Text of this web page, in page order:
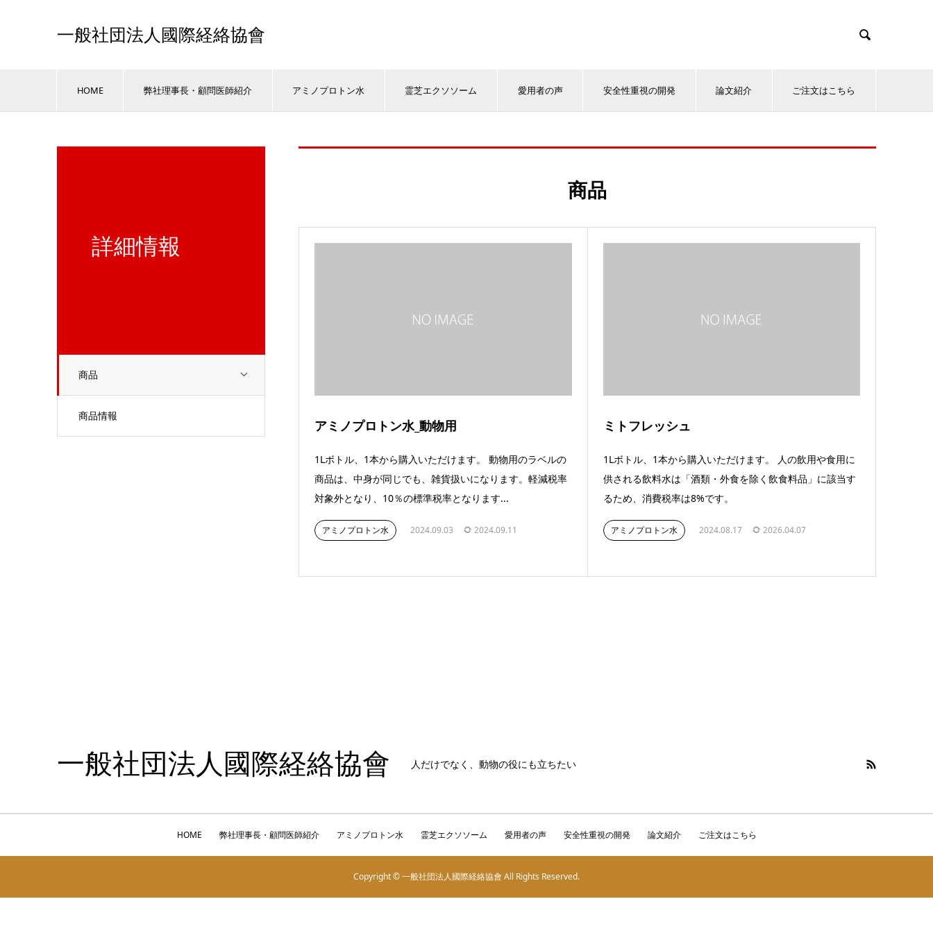
一般社団法人國際経絡協會 
HOME 弊社理事長・顧問医師紹介 アミノプロトン水 霊芝エクソソーム 愛用者の声 安全性重視の開発 論文紹介 ご注文はこちら
詳細情報
商品
商品情報
商品
アミノプロトン水_動物用
1Lボトル、1本から購入いただけます。 動物用のラベルの
商品は、中身が同じでも、雑貨扱いになります。軽減税率
対象外となり、10％の標準税率となります...
アミノプロトン水 2024.09.03 2024.09.11
ミトフレッシュ
1Lボトル、1本から購入いただけます。 人の飲用や食用に
供される飲料水は「酒類・外食を除く飲食料品」に該当す
るため、消費税率は8%です。
アミノプロトン水 2024.08.17 2026.04.07
一般社団法人國際経絡協會 人だけでなく、動物の役にも立ちたい
HOME 弊社理事長・顧問医師紹介 アミノプロトン水 霊芝エクソソーム 愛用者の声 安全性重視の開発 論文紹介 ご注文はこちら
Copyright © 一般社団法人國際経絡協會 All Rights Reserved.